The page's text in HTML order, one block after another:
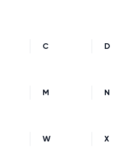
C D
M N
W X